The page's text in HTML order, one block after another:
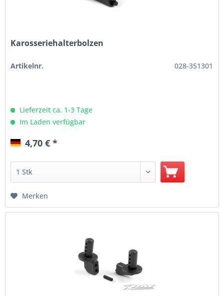
Karosseriehalterbolzen
Artikelnr. 028-351301
Lieferzeit ca. 1-3 Tage
Im Laden verfügbar
4,70 € *
Merken